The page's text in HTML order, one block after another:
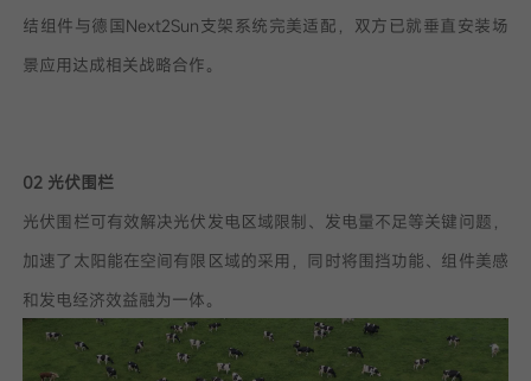
结组件与德国Next2Sun支架系统完美适配，双方已就垂直安装场
景应用达成相关战略合作。
02 光伏围栏
光伏围栏可有效解决光伏发电区域限制、发电量不足等关键问题，
加速了太阳能在空间有限区域的采用，同时将围挡功能、组件美感
和发电经济效益融为一体。